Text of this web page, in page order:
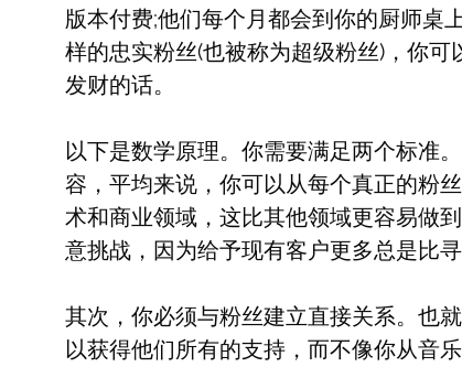
版本付费;他们每个月都会到你的厨师桌
样的忠实粉丝(也被称为超级粉丝)，你
发财的话。
以下是数学原理。你需要满足两个标准
容，平均来说，你可以从每个真正的粉
术和商业领域，这比其他领域更容易做
意挑战，因为给予现有客户更多总是比
其次，你必须与粉丝建立直接关系。也
以获得他们所有的支持，而不像你从音